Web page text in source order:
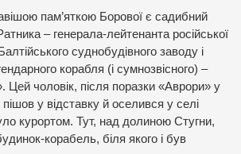
пам’яткою Борової є садибний
– генерала-лейтенанта російської
суднобудівного заводу і
корабля (і сумнозвісного) –
Цей чоловік, після поразки «Аврори» у
пішов у відставку й оселився у селі
курортом. Тут, над долиною Стугни,
корабель, біля якого і був